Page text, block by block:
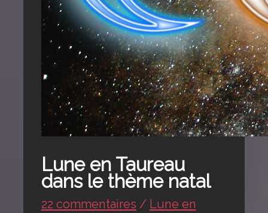
Lune en Taureau
dans le thème natal
22 commentaires / Lune en